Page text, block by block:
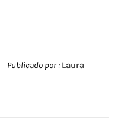
Publicado por : Laura